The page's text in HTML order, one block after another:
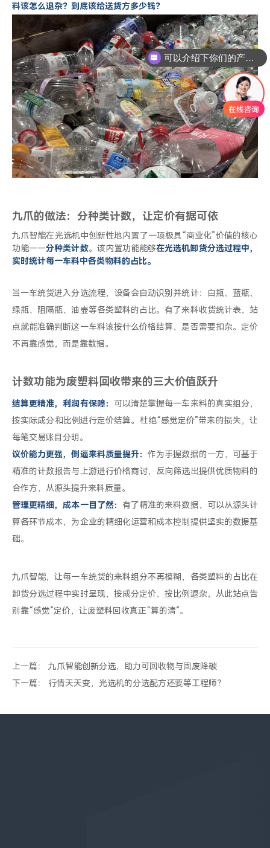
料该怎么退杂？到底该给送货方多少钱？
九爪的做法：分种类计数，让定价有据可依
九爪智能在光选机中创新性地内置了一项极具“商业化”价值的核心
功能——分种类计数。该内置功能能够在光选机卸货分选过程中，
实时统计每一车料中各类物料的占比。
当一车统货进入分选流程，设备会自动识别并统计：白瓶、蓝瓶、
绿瓶、阻隔瓶、油壶等各类塑料的占比。有了来料收货统计表，站
点就能准确判断这一车料该按什么价格结算、是否需要扣杂。定价
不再靠感觉，而是靠数据。
计数功能为废塑料回收带来的三大价值跃升
结算更精准，利润有保障： 可以清楚掌握每一车来料的真实组分，
按实际成分和比例进行定价结算。杜绝“感觉定价”带来的损失，让
每笔交易账目分明。
议价能力更强，倒逼来料质量提升：作为手握数据的一方，可基于
精准的计数报告与上游进行价格商讨，反向筛选出提供优质物料的
合作方，从源头提升来料质量。
管理更精细，成本一目了然： 有了精准的来料数据，可以从源头计
算各环节成本，为企业的精细化运营和成本控制提供坚实的数据基
础。
九爪智能，让每一车统货的来料组分不再模糊，各类塑料的占比在
卸货分选过程中实时呈现，按成分定价、按比例退杂，从此站点告
别靠“感觉”定价，让废塑料回收真正“算的清”。
上一篇： 九爪智能创新分选，助力可回收物与固废降碳
下一篇： 行情天天变，光选机的分选配方还要等工程师？
可以介绍下你们的产品么